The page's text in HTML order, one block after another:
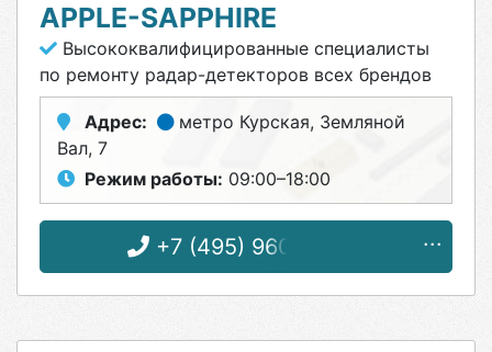
APPLE-SAPPHIRE
Высококвалифицированные специалисты
по ремонту радар-детекторов всех брендов
Адрес: метро Курская, Земляной
Вал, 7
Режим работы: 09:00–18:00
+7 (495) 960-65-46